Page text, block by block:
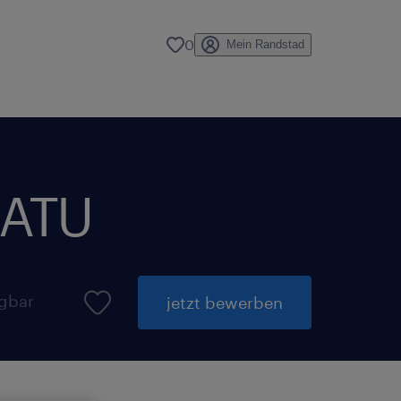
0 Mein Randstad
jetzt bewerben